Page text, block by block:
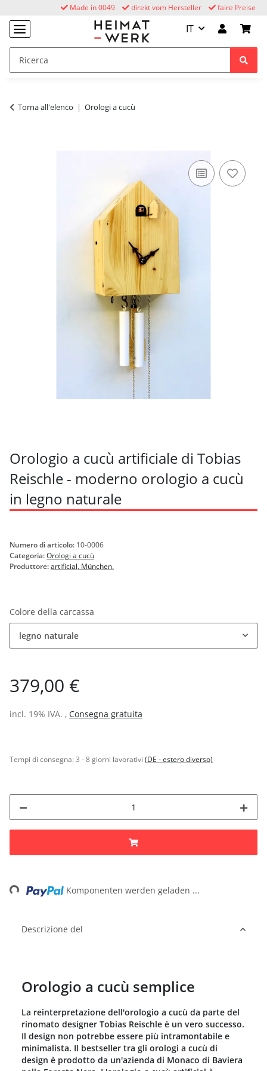
faire Preise
direkt vom Hersteller
Made in 0049
IT
Torna all'elenco Orologi a cucù
Orologio a cucù artificiale di Tobias
Reischle - moderno orologio a cucù
in legno naturale
Numero di articolo: 10-0006
Categoria:Orologi a cucù
Produttore:artificial, München.
Colore della carcassa
legno naturale
379,00 €
incl. 19% IVA. , Consegna gratuita
Tempi di consegna:3 - 8 giorni lavorativi (DE - estero diverso)
Komponenten werden geladen ...
Descrizione del
Orologio a cucù semplice
La reinterpretazione dell'orologio a cucù da parte del
rinomato designer Tobias Reischle è un vero successo.
Il design non potrebbe essere più intramontabile e
minimalista. Il bestseller tra gli orologi a cucù di
design è prodotto da un'azienda di Monaco di Baviera